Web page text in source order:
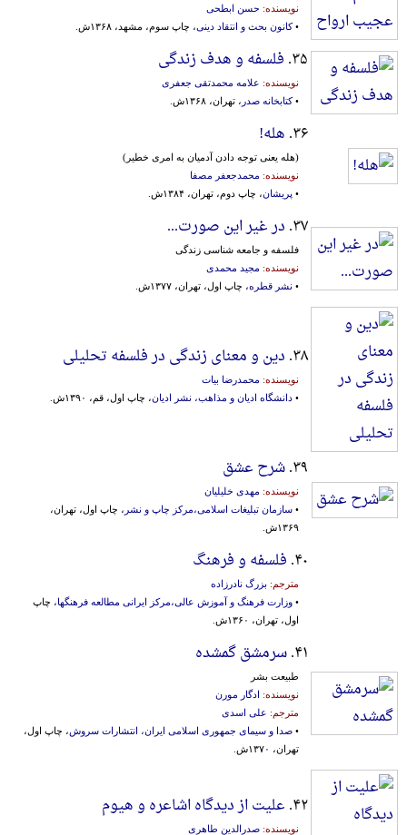
نویسنده: حسن ابطحی
•کانون بحث و انتقاد دینی، چاپ سوم، مشهد، ۱۳۶۸ش.
۳۵. فلسفه و هدف زندگی
نویسنده: علامه محمدتقی جعفری
•کتابخانه صدر ، تهران، ۱۳۶۸ش.
۳۶. هله!
(هله یعنی توجه دادن آدمیان به امری خطیر)
نویسنده: محمدجعفر مصفا
• پریشان، چاپ دوم، تهران، ۱۳۸۴ش.
۳۷. در غیر این صورت...
فلسفه و جامعه شناسی زندگی
نویسنده: مجید محمدی
• نشر قطره، چاپ اول، تهران، ۱۳۷۷ش.
۳۸. دین و معنای زندگی در فلسفه تحلیلی
نویسنده: محمدرضا بیات
• دانشگاه ادیان و مذاهب، نشر ادیان، چاپ اول، قم، ۱۳۹۰ش.
۳۹. شرح عشق
نویسنده: مهدی خلیلیان
• سازمان تبلیغات اسلامی،مرکز چاپ و نشر ، چاپ اول، تهران،
۱۳۶۹ش.
۴۰. فلسفه و فرهنگ
مترجم: بزرگ نادرزاده
• وزارت فرهنگ و آموزش عالی،مرکز ایرانی‌ مطالعه‌ فرهنگها، چاپ
اول، تهران، ۱۳۶۰ش.
۴۱. سرمشق گمشده
طبیعت بشر
نویسنده: ادگار مورن
مترجم: علی اسدی
• صدا و سیمای جمهوری اسلامی ایران، انتشارات سروش، چاپ اول،
تهران، ۱۳۷۰ش.
۴۲. علیت از دیدگاه اشاعره و هیوم
نویسنده: صدرالدین طاهری